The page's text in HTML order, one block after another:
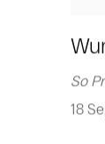
So
18